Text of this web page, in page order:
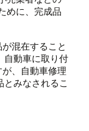
めに、完成品
混在すること
自動車に取り付
、自動車修理
みなされるこ